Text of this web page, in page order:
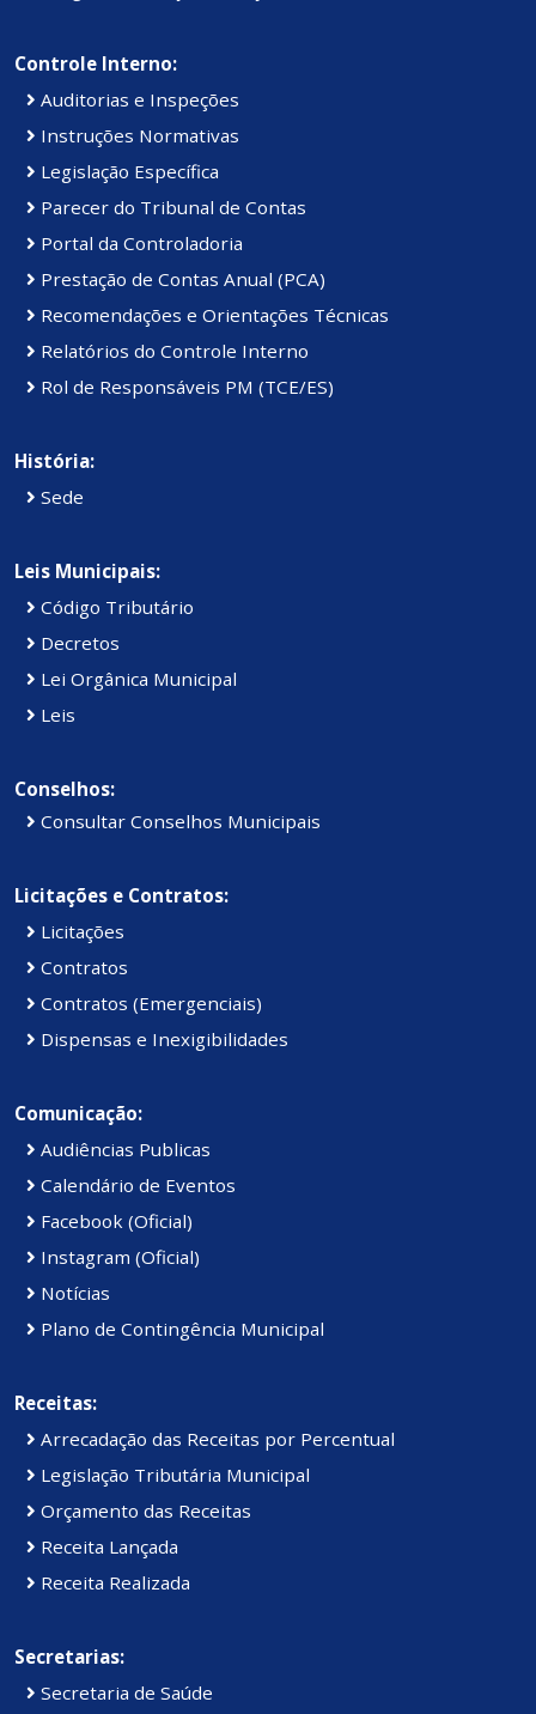
Controle Interno:
Auditorias e Inspeções
Instruções Normativas
Legislação Específica
Parecer do Tribunal de Contas
Portal da Controladoria
Prestação de Contas Anual (PCA)
Recomendações e Orientações Técnicas
Relatórios do Controle Interno
Rol de Responsáveis PM (TCE/ES)
História:
Sede
Leis Municipais:
Código Tributário
Decretos
Lei Orgânica Municipal
Leis
Conselhos:
Consultar Conselhos Municipais
Licitações e Contratos:
Licitações
Contratos
Contratos (Emergenciais)
Dispensas e Inexigibilidades
Comunicação:
Audiências Publicas
Calendário de Eventos
Facebook (Oficial)
Instagram (Oficial)
Notícias
Plano de Contingência Municipal
Receitas:
Arrecadação das Receitas por Percentual
Legislação Tributária Municipal
Orçamento das Receitas
Receita Lançada
Receita Realizada
Secretarias:
Secretaria de Saúde